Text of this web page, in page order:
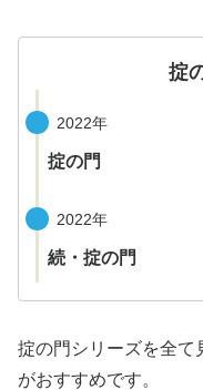
掟
2022年
掟の門
2022年
続・掟の門
掟の門シリーズを全て
がおすすめです。